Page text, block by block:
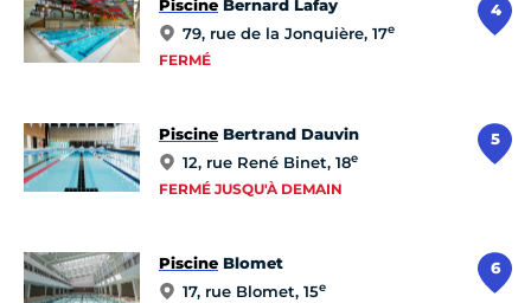
4
Piscine Bernard Lafay
79, rue de la Jonquière, 17e
FERMÉ
5
Piscine Bertrand Dauvin
12, rue René Binet, 18e
FERMÉ JUSQU'À DEMAIN
6
Piscine Blomet
17, rue Blomet, 15e